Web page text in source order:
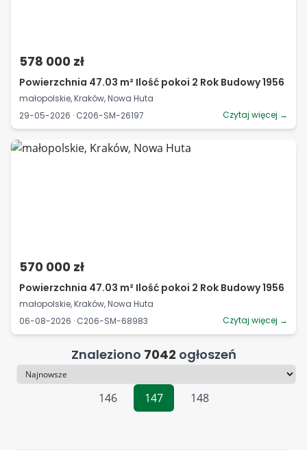
578 000 zł
Powierzchnia 47.03 m² Ilość pokoi 2 Rok Budowy 1956
małopolskie, Kraków, Nowa Huta
29-05-2026 · C206-SM-26197
Czytaj więcej →
570 000 zł
Powierzchnia 47.03 m² Ilość pokoi 2 Rok Budowy 1956
małopolskie, Kraków, Nowa Huta
06-08-2026 · C206-SM-68983
Czytaj więcej →
Znaleziono 7042 ogłoszeń
Sortowanie
146
147 148